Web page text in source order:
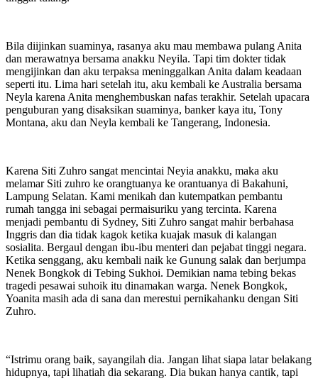
Bila diijinkan suaminya, rasanya aku mau membawa pulang Anita
dan merawatnya bersama anakku Neyila. Tapi tim dokter tidak
mengijinkan dan aku terpaksa meninggalkan Anita dalam keadaan
seperti itu. Lima hari setelah itu, aku kembali ke Australia bersama
Neyla karena Anita menghembuskan nafas terakhir. Setelah upacara
penguburan yang disaksikan suaminya, banker kaya itu, Tony
Montana, aku dan Neyla kembali ke Tangerang, Indonesia.
Karena Siti Zuhro sangat mencintai Neyia anakku, maka aku
melamar Siti zuhro ke orangtuanya ke orantuanya di Bakahuni,
Lampung Selatan. Kami menikah dan kutempatkan pembantu
rumah tangga ini sebagai permaisuriku yang tercinta. Karena
menjadi pembantu di Sydney, Siti Zuhro sangat mahir berbahasa
Inggris dan dia tidak kagok ketika kuajak masuk di kalangan
sosialita. Bergaul dengan ibu-ibu menteri dan pejabat tinggi negara.
Ketika senggang, aku kembali naik ke Gunung salak dan berjumpa
Nenek Bongkok di Tebing Sukhoi. Demikian nama tebing bekas
tragedi pesawai suhoik itu dinamakan warga. Nenek Bongkok,
Yoanita masih ada di sana dan merestui pernikahanku dengan Siti
Zuhro.
“Istrimu orang baik, sayangilah dia. Jangan lihat siapa latar belakang
hidupnya, tapi lihatiah dia sekarang. Dia bukan hanya cantik, tapi